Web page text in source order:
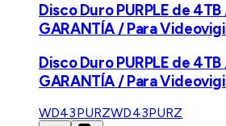
Disco Duro PURPLE de 4TB
GARANTÍA / Para
Disco Duro PURPLE de 4TB
GARANTÍA / Para
WD43PURZWD43PURZ